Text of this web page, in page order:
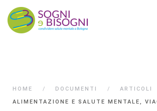
HOME DOCUMENTI
ARTICOLI
ALIMENTAZIONE E SALUTE MENTALE,